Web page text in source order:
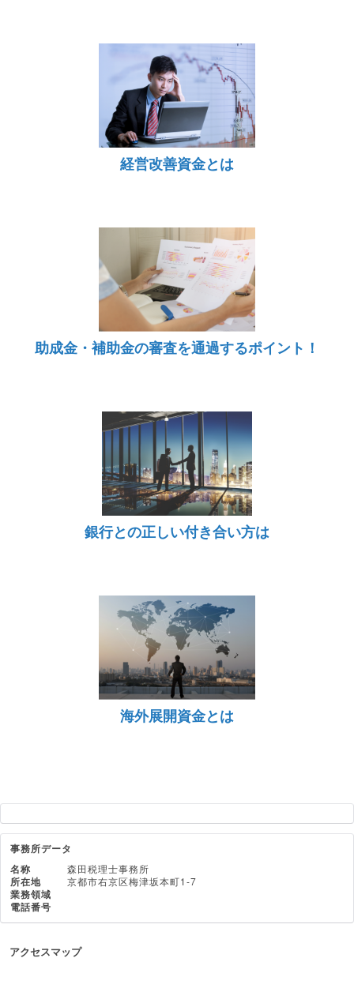
経営改善資金とは
助成金・補助金の審査を通過するポイント！
銀行との正しい付き合い方は
海外展開資金とは
事務所データ
名称
森田税理士事務所
所在地 京都市右京区梅津坂本町1-7
業務領域
電話番号
アクセスマップ